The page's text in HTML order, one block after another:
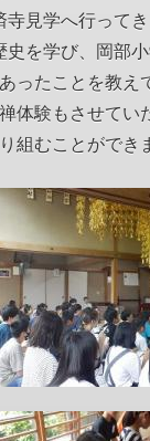
寺見学へ行ってき
史を学び、岡部
ったことを教え
体験もさせてい
組むことができ